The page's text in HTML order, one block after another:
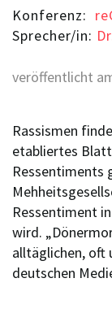
Konferenz:
Sprecher/in:
veröffentlicht
Rassismen
etabliertes
Ressentiments
Ressentiment
wird.
alltäglichen, oft
deutschen